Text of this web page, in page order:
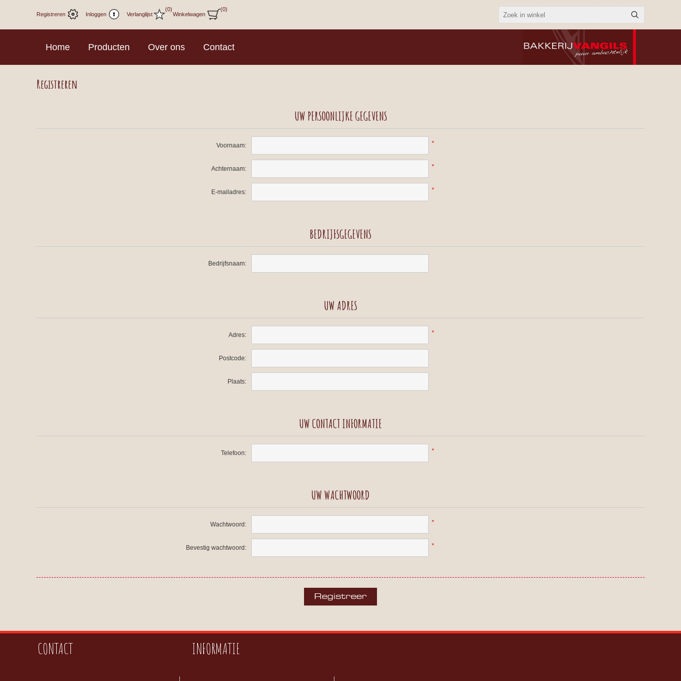
Registreren Inloggen Verlanglijst
(0)
Winkelwagen
(0)
Home Producten Over ons Contact
Registreren
UW PERSOONLIJKE GEGEVENS
Voornaam: *
Achternaam: *
E-mailadres: *
BEDRIJFSGEGEVENS
Bedrijfsnaam:
UW ADRES
Adres: *
Postcode:
Plaats:
UW CONTACT INFORMATIE
Telefoon: *
UW WACHTWOORD
Wachtwoord: *
Bevestig wachtwoord: *
CONTACT INFORMATIE